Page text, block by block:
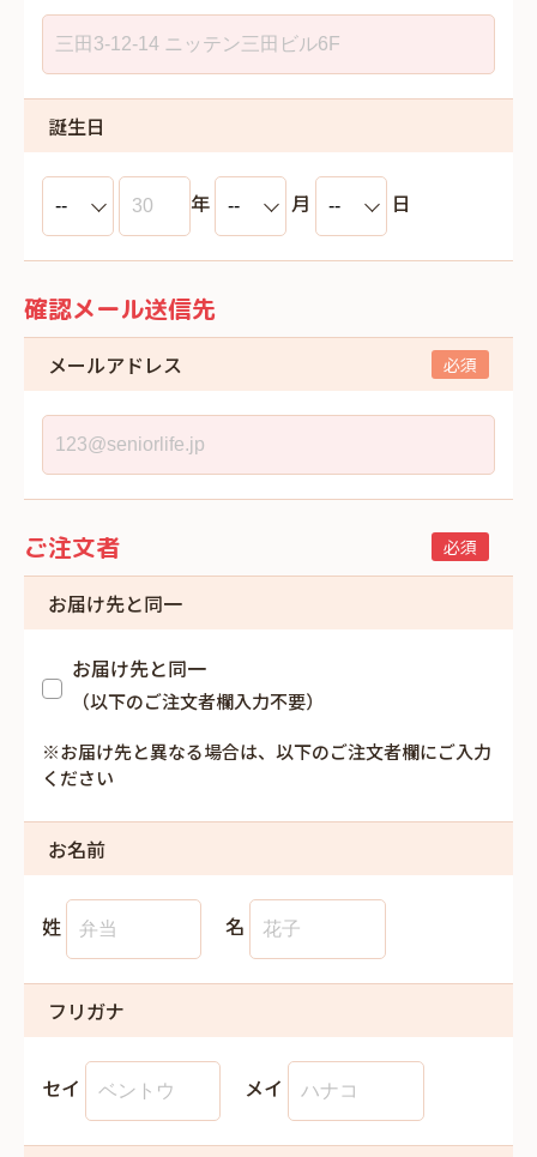
誕生日
年 月 日
確認メール送信先
メールアドレス
ご注文者
お届け先と同一
お届け先と同一
（以下のご注文者欄入力不要）
※お届け先と異なる場合は、以下のご注文者欄にご入力
ください
お名前
姓 名
フリガナ
セイ メイ